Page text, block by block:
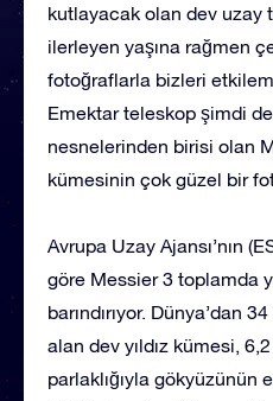
kutlayacak olan dev uzay
ilerleyen yaşına rağmen
fotoğraflarla bizleri
Emektar teleskop şimdi
nesnelerinden birisi olan
kümesinin çok güzel bir
Avrupa Uzay Ajansı’nın
göre Messier 3 toplamda
barındırıyor. Dünya’dan
alan dev yıldız kümesi,
parlaklığıyla gökyüzünün